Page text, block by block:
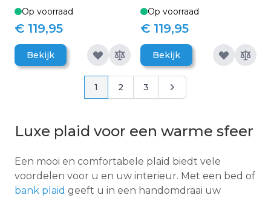
Op voorraad
€ 119,95
Bekijk
Op voorraad
€ 119,95
Bekijk
Pagina
Pagina
1 Pagina
2 Pagina
3 Pagina
Luxe plaid voor een warme sfeer
Een mooi en comfortabele plaid biedt vele
voordelen voor u en uw interieur. Met een bed of
bank plaid geeft u in een handomdraai uw